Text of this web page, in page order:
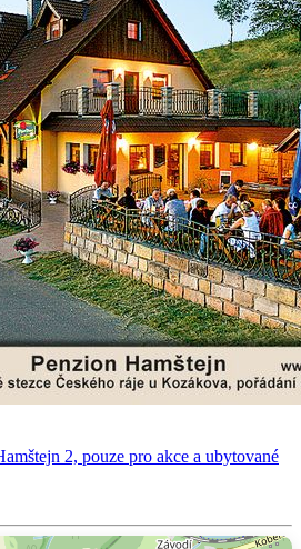
2, pouze pro akce a ubytované